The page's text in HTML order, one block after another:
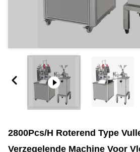
2800Pcs/h Roterend Type
Verzegelende Machine Voor